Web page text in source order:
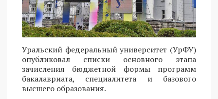
Уральский федеральный университет (УрФУ)
опубликовал списки основного этапа
зачисления бюджетной формы программ
бакалавриата, специалитета и базового
высшего образования.